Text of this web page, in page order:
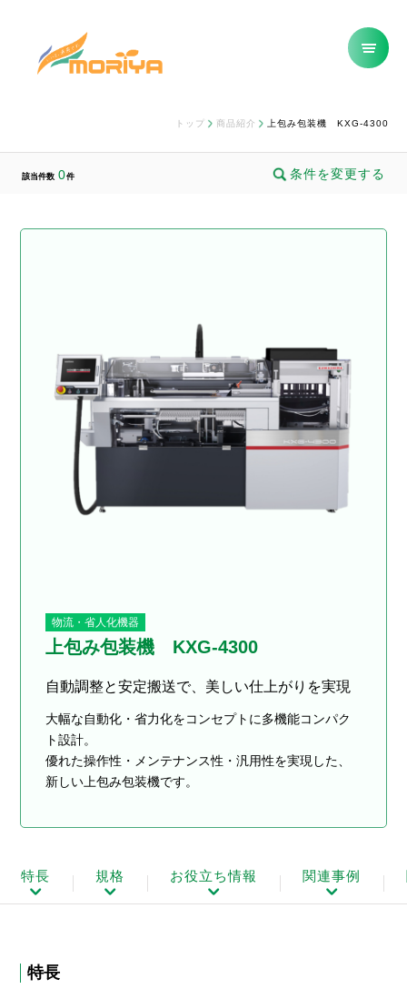
トップ 商品紹介 上包み包装機 KXG-4300
該当件数 0件 条件を変更する
物流・省人化機器
上包み包装機 KXG-4300
自動調整と安定搬送で、美しい仕上がりを実現
大幅な自動化・省力化をコンセプトに多機能コンパク
ト設計。
優れた操作性・メンテナンス性・汎用性を実現した、
新しい上包み包装機です。
特長 規格 お役立ち情報 関連事例
特長